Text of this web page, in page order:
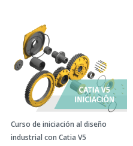
Curso de iniciación al diseño
industrial con Catia V5​